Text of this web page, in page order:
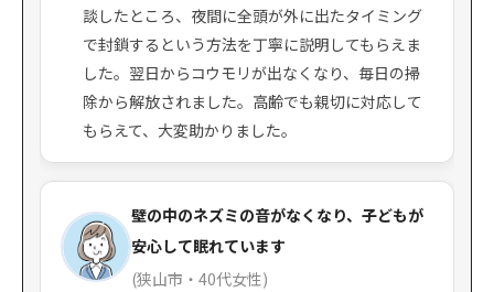
談したところ、夜間に全頭が外に出たタイミング
で封鎖するという方法を丁寧に説明してもらえま
した。翌日からコウモリが出なくなり、毎日の掃
除から解放されました。高齢でも親切に対応して
もらえて、大変助かりました。
壁の中のネズミの音がなくなり、子どもが
安心して眠れています
(狭山市・40代女性)